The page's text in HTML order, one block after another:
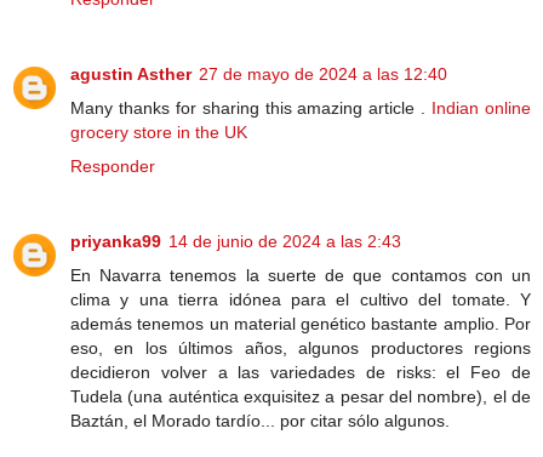
agustin Asther 27 de mayo de 2024 a las 12:40
Many thanks for sharing this amazing article . Indian online
grocery store in the UK
Responder
priyanka99 14 de junio de 2024 a las 2:43
En Navarra tenemos la suerte de que contamos con un
clima y una tierra idónea para el cultivo del tomate. Y
además tenemos un material genético bastante amplio. Por
eso, en los últimos años, algunos productores regions
decidieron volver a las variedades de risks: el Feo de
Tudela (una auténtica exquisitez a pesar del nombre), el de
Baztán, el Morado tardío... por citar sólo algunos.